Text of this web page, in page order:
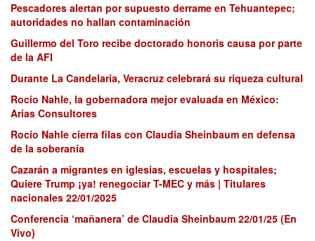
Pescadores alertan por supuesto derrame en Tehuantepec;
autoridades no hallan contaminación
Guillermo del Toro recibe doctorado honoris causa por parte
de la AFI
Durante La Candelaria, Veracruz celebrará su riqueza cultural
Rocío Nahle, la gobernadora mejor evaluada en México:
Arias Consultores
Rocío Nahle cierra filas con Claudia Sheinbaum en defensa
de la soberanía
Cazarán a migrantes en iglesias, escuelas y hospitales;
Quiere Trump ¡ya! renegociar T-MEC y más | Titulares
nacionales 22/01/2025
Conferencia ‘mañanera’ de Claudia Sheinbaum 22/01/25 (En
Vivo)